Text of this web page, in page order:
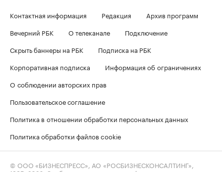
Контактная информация Редакция
Архив программ
Вечерний РБК
О телеканале
Подключение
Скрыть баннеры на РБК
Подписка на РБК
Корпоративная подписка
Информация об ограничениях
О соблюдении авторских прав
Пользовательское соглашение
Политика в отношении обработки персональных данных
Политика обработки файлов cookie
© ООО «БИЗНЕСПРЕСС», АО «РОСБИЗНЕСКОНСАЛТИНГ»,